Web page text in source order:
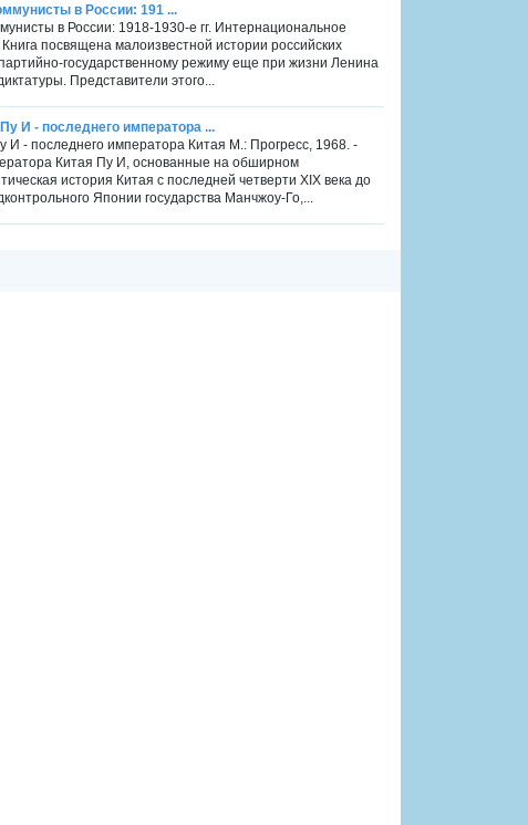
в России: 191 ...
в России: 1918-1930-е гг. Интернациональное
посвящена малоизвестной истории российских
государственному режиму еще при жизни Ленина
Представители этого...
И - последнего императора ...
- последнего императора Китая М.: Прогресс, 1968. -
Китая Пу И, основанные на обширном
история Китая с последней четверти XIX века до
Японии государства Манчжоу-Го,...